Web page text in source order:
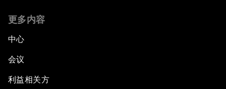
更多内容
中心
会议
利益相关方